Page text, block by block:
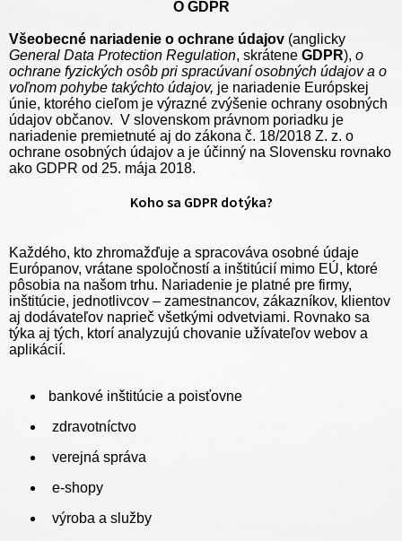
O GDPR
Všeobecné nariadenie o ochrane údajov (anglicky
General Data Protection Regulation, skrátene GDPR), o
ochrane fyzických osôb pri spracúvaníosobných údajova o
voľnom pohybe takýchto údajov, je nariadenie Európskej
únie, ktorého cieľom je výrazné zvýšenie ochrany osobných
údajov občanov. V slovenskom právnom poriadku je
nariadenie premietnuté aj do zákona č. 18/2018 Z. z. o
ochrane osobných údajov a je účinný na Slovensku rovnako
ako GDPR od 25. mája 2018.
Koho sa GDPR dotýka?
Každého, kto zhromažďuje a spracováva osobné údaje
Európanov, vrátane spoločností a inštitúcií mimo EÚ, ktoré
pôsobia na našom trhu. Nariadenie je platné pre firmy,
inštitúcie, jednotlivcov – zamestnancov, zákazníkov, klientov
aj dodávateľov naprieč všetkými odvetviami. Rovnako sa
týka aj tých, ktorí analyzujú chovanie užívateľov webov a
aplikácií.
bankové inštitúcie a poisťovne
zdravotníctvo
verejná správa
e-shopy
výroba a služby